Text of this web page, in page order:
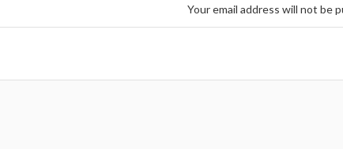
Your email address will not be